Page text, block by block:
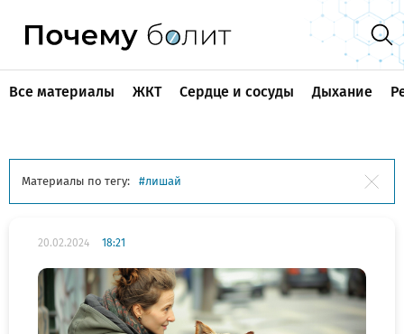
Все материалы ЖКТ Сердце и сосуды Дыхание
Материалы по тегу: лишай
20.02.2024 18:21